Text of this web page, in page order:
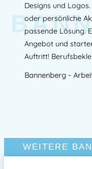
Designs und
oder persönliche
passende Lösung.
Angebot und
Auftritt!
Bannenberg -
WEITERE